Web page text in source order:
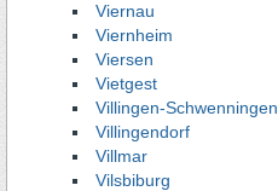
Viernau
Viernheim
Viersen
Vietgest
Villingen-Schwenningen
Villingendorf
Villmar
Vilsbiburg